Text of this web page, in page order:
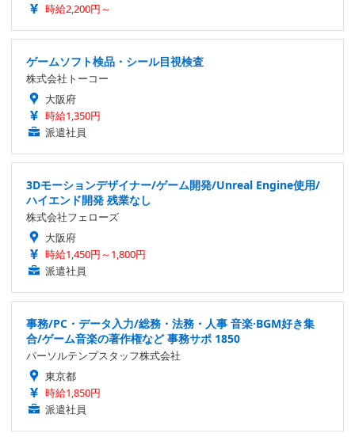
時給2,200円～
ゲームソフト検品・シール目視検査
株式会社トーコー
大阪府
時給1,350円
派遣社員
3Dモーションデザイナー/ゲーム開発/Unreal Engine使用/
ハイエンド開発 残業なし
株式会社フェローズ
大阪府
時給1,450円～1,800円
派遣社員
事務/PC・データ入力/総務・法務・人事 音楽·BGM好き集
合/ゲーム音楽の著作権など 事務サポ 1850
パーソルテンプスタッフ株式会社
東京都
時給1,850円
派遣社員